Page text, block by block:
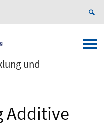
und
Additive